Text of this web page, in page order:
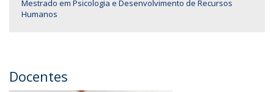
Mestrado em Psicologia e Desenvolvimento de Recursos
Humanos
Docentes